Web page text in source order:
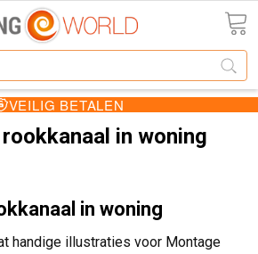
ROOKKANALEN
in woning
in woning
handige illustraties voor Montage